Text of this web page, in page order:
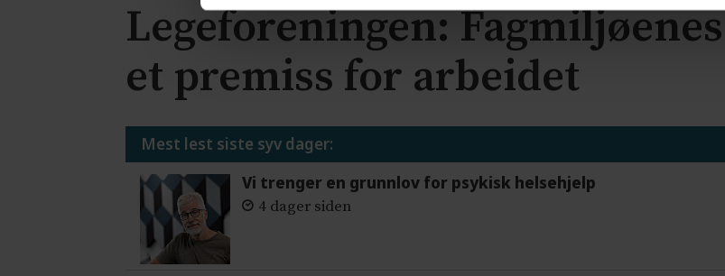
Legeforeningen:
et premiss for arbeidet
Mest lest siste syv dager:
Vi trenger en grunnlov for psykisk helsehjelp
4 dager siden